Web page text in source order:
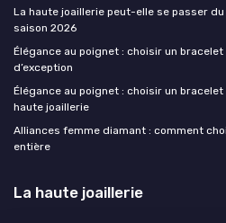
La haute joaillerie peut-elle se passer
saison 2026
Élégance au poignet : choisir un
d’exception
Élégance au poignet : choisir un
haute joaillerie
Alliances femme diamant : comment
entière
La haute joaillerie